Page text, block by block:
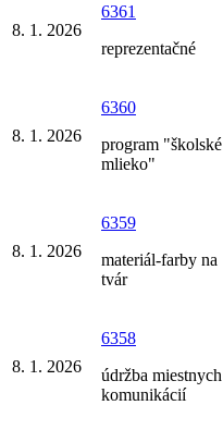
8. 1. 2026
6361
reprezentačné
8. 1. 2026
6360
program "školské
mlieko"
8. 1. 2026
6359
materiál-farby na
tvár
8. 1. 2026
6358
údržba miestnych
komunikácií